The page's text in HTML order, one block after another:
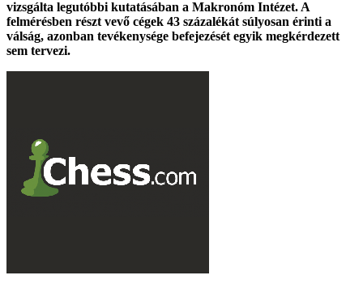
vizsgálta legutóbbi kutatásában a Makronóm Intézet. A
felmérésben részt vevő cégek 43 százalékát súlyosan érinti a
válság, azonban tevékenysége befejezését egyik megkérdezett
sem tervezi.